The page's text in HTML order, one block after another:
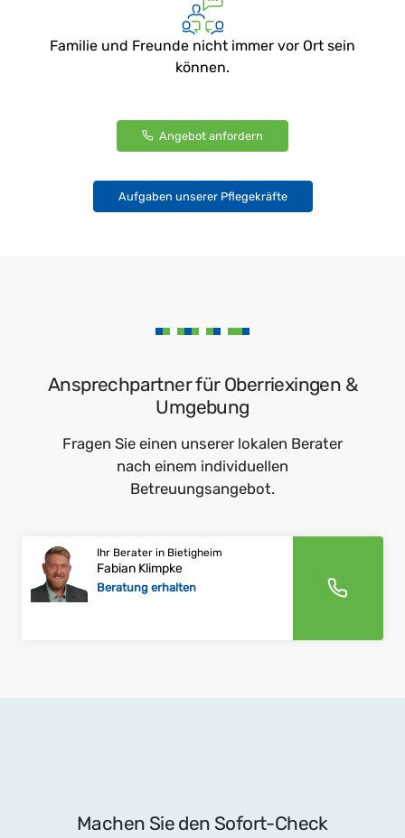
Familie und Freunde nicht immer vor Ort sein
können.
Angebot anfordern
Aufgaben unserer Pflegekräfte
Ansprechpartner für Oberriexingen &
Umgebung
Fragen Sie einen unserer lokalen Berater
nach einem individuellen
Betreuungsangebot.
Ihr Berater in Bietigheim
Fabian Klimpke
Beratung erhalten
Machen Sie den Sofort-Check